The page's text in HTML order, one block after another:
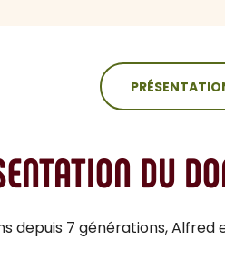
DU
depuis 7 générations, Alfred